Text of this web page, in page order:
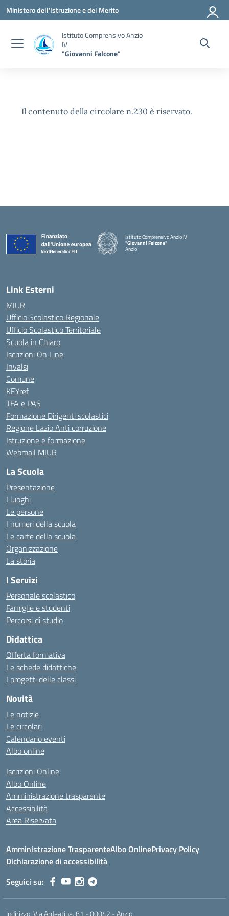
Vai ai contenuti
Vai al menu di navigazione
Vai al footer
Ministero dell'Istruzione e del Merito
Istituto Comprensivo Anzio
IV
"Giovanni Falcone"
Il contenuto della circolare n.230 è riservato.
Istituto Comprensivo Anzio IV
"Giovanni Falcone"
Anzio
Link Esterni
MIUR
Ufficio Scolastico Regionale
Ufficio Scolastico Territoriale
Scuola in Chiaro
Iscrizioni On Line
Invalsi
Comune
KEYref
TFA e PAS
Formazione Dirigenti scolastici
Regione Lazio Anti corruzione
Istruzione e formazione
Webmail MIUR
La Scuola
Presentazione
I luoghi
Le persone
I numeri della scuola
Le carte della scuola
Organizzazione
La storia
I Servizi
Personale scolastico
Famiglie e studenti
Percorsi di studio
Didattica
Offerta formativa
Le schede didattiche
I progetti delle classi
Novità
Le notizie
Le circolari
Calendario eventi
Albo online
Iscrizioni Online
Albo Online
Amministrazione trasparente
Accessibilità
Area Riservata
Amministrazione TrasparenteAlbo OnlinePrivacy Policy
Dichiarazione di accessibilità
Seguici su:
Indirizzo:Via Ardeatina, 81 - 00042 - Anzio